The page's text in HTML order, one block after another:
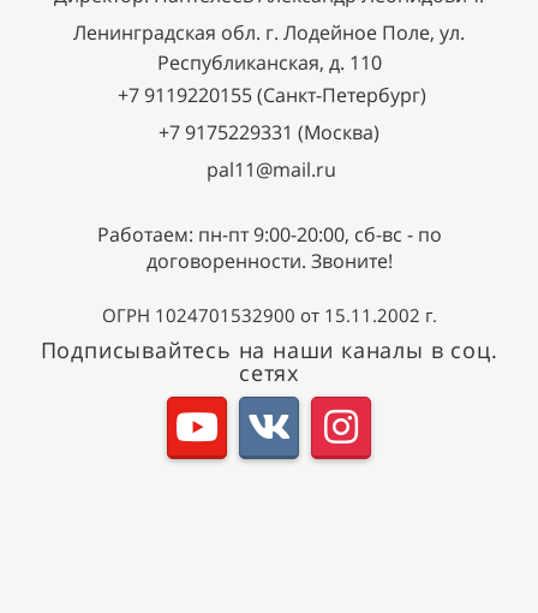
Ленинградская обл. г. Лодейное Поле, ул.
Республиканская, д. 110
+7 9119220155 (Санкт-Петербург)
+7 9175229331 (Москва)
pal11@mail.ru
Работаем: пн-пт 9:00-20:00, сб-вс - по
договоренности. Звоните!
ОГРН 1024701532900 от 15.11.2002 г.
Подписывайтесь на наши каналы в соц.
сетях